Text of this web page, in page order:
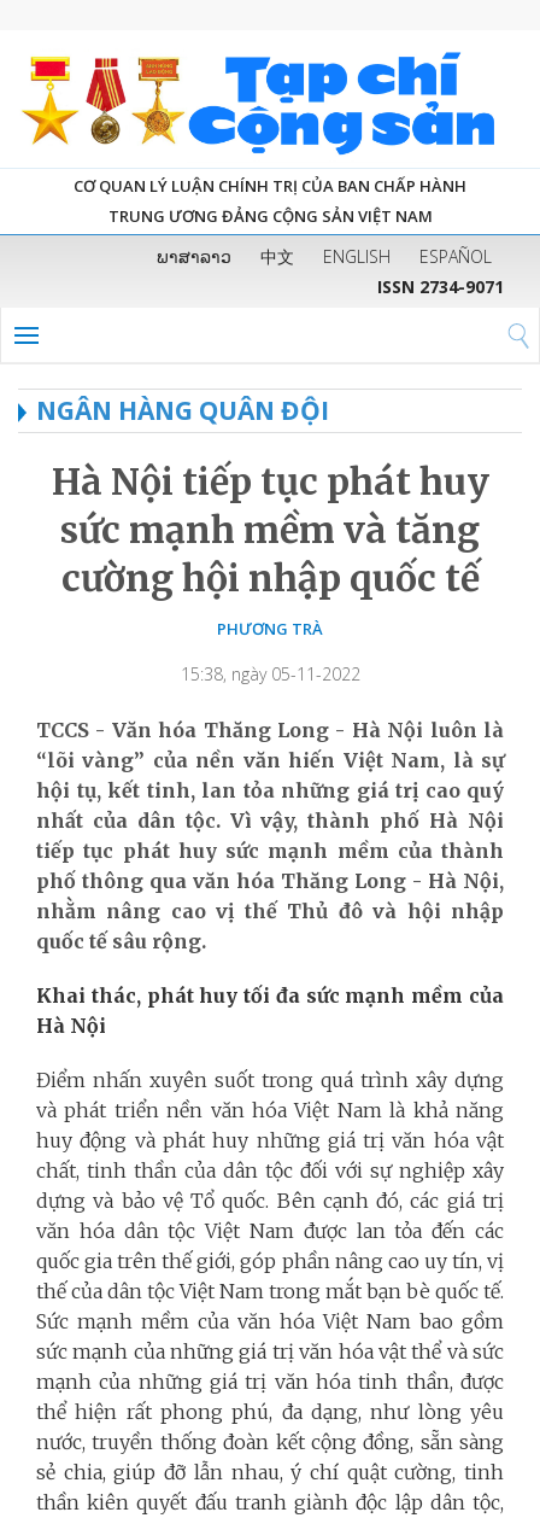
CƠ QUAN LÝ LUẬN CHÍNH TRỊ CỦA BAN CHẤP HÀNH
TRUNG ƯƠNG ĐẢNG CỘNG SẢN VIỆT NAM
ພາສາລາວ 中文 ENGLISH
ESPAÑOL
ISSN 2734-9071
NGÂN HÀNG QUÂN ĐỘI
Hà Nội tiếp tục phát huy
sức mạnh mềm và tăng
cường hội nhập quốc tế
PHƯƠNG TRÀ
15:38, ngày 05-11-2022
TCCS - Văn hóa Thăng Long - Hà Nội luôn là
“lõi vàng” của nền văn hiến Việt Nam, là sự
hội tụ, kết tinh, lan tỏa những giá trị cao quý
nhất của dân tộc. Vì vậy, thành phố Hà Nội
tiếp tục phát huy sức mạnh mềm của thành
phố thông qua văn hóa Thăng Long - Hà Nội,
nhằm nâng cao vị thế Thủ đô và hội nhập
quốc tế sâu rộng.
Khai thác, phát huy tối đa sức mạnh mềm của
Hà Nội
Điểm nhấn xuyên suốt trong quá trình xây dựng
và phát triển nền văn hóa Việt Nam là khả năng
huy động và phát huy những giá trị văn hóa vật
chất, tinh thần của dân tộc đối với sự nghiệp xây
dựng và bảo vệ Tổ quốc. Bên cạnh đó, các giá trị
văn hóa dân tộc Việt Nam được lan tỏa đến các
quốc gia trên thế giới, góp phần nâng cao uy tín, vị
thế của dân tộc Việt Nam trong mắt bạn bè quốc tế.
Sức mạnh mềm của văn hóa Việt Nam bao gồm
sức mạnh của những giá trị văn hóa vật thể và sức
mạnh của những giá trị văn hóa tinh thần, được
thể hiện rất phong phú, đa dạng, như lòng yêu
nước, truyền thống đoàn kết cộng đồng, sẵn sàng
sẻ chia, giúp đỡ lẫn nhau, ý chí quật cường, tinh
thần kiên quyết đấu tranh giành độc lập dân tộc,